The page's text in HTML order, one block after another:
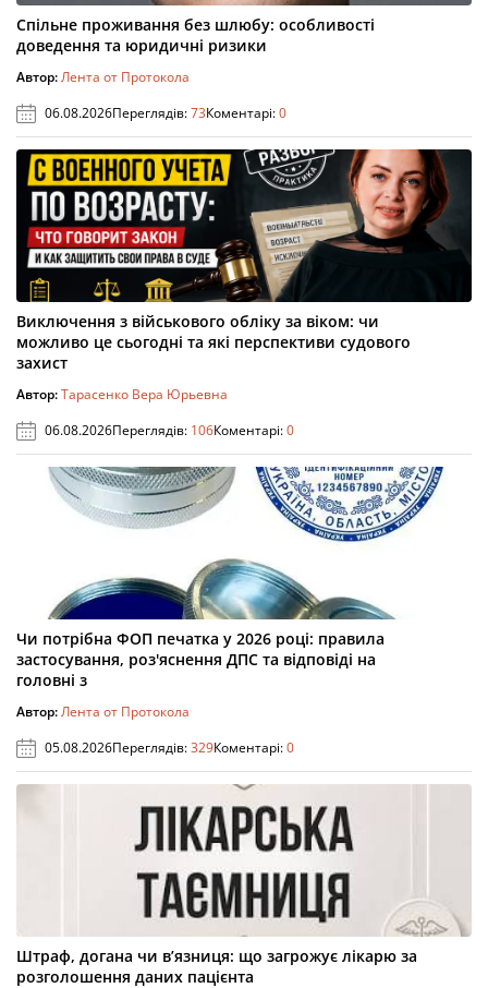
Спільне проживання без шлюбу: особливості
доведення та юридичні ризики
Автор:Лента от Протокола
06.08.2026Переглядів:73Коментарі:0
Виключення з військового обліку за віком: чи
можливо це сьогодні та які перспективи судового
захист
Автор:Тарасенко Вера Юрьевна
06.08.2026Переглядів: 106Коментарі:0
Чи потрібна ФОП печатка у 2026 році: правила
застосування, роз'яснення ДПС та відповіді на
головні з
Автор:Лента от Протокола
05.08.2026Переглядів:329Коментарі:0
Штраф, догана чи в’язниця: що загрожує лікарю за
розголошення даних пацієнта